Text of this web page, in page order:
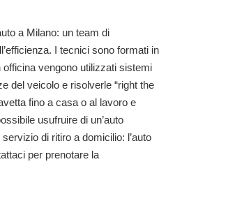
a Milano: un team di
I tecnici sono formati in
vengono utilizzati sistemi
del veicolo e risolverle “right the
fino a casa o al lavoro e
usufruire di un’auto
di ritiro a domicilio: l’auto
per prenotare la